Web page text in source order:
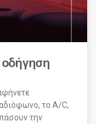
το A/C,
την